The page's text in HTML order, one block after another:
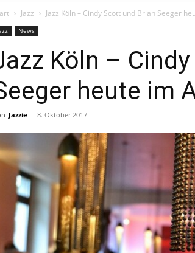
Jazz Jazz Köln – Cindy Scott und Brian Seeger
News
Köln –
heute im
Jazzie - 8. Oktober 2017